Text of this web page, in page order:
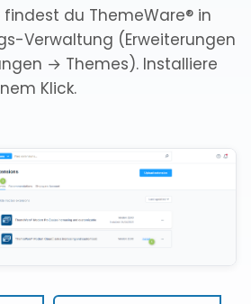
du ThemeWare® in
Verwaltung (Erweiterungen
→ Themes). Installiere
Klick.